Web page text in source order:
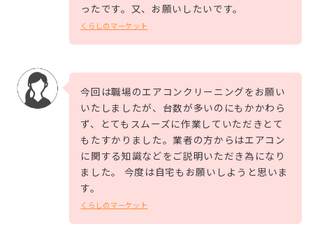
ったです。又、お願いしたいです。
くらしのマーケット
今回は職場のエアコンクリーニングをお願い
いたしましたが、台数が多いのにもかかわら
ず、とてもスムーズに作業していただきとて
もたすかりました。業者の方からはエアコン
に関する知識などをご説明いただき為になり
ました。 今度は自宅もお願いしようと思いま
す。
くらしのマーケット